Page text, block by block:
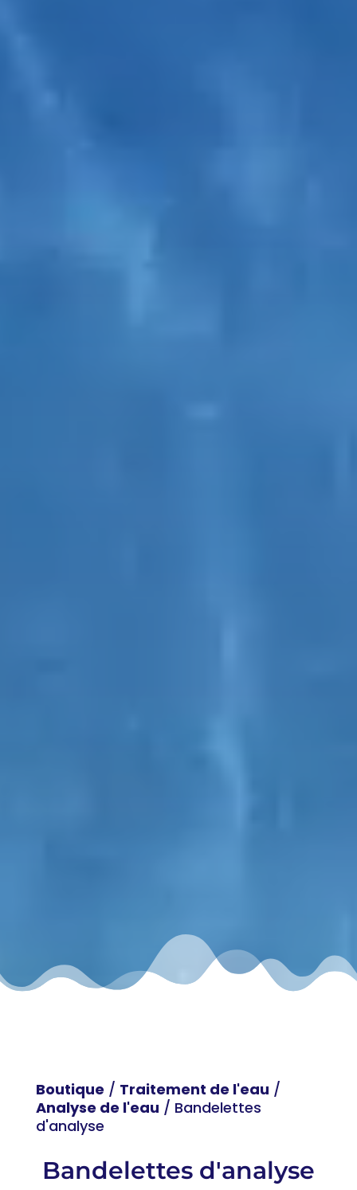
Boutique / Traitement de l'eau /
Analyse de l'eau / Bandelettes
d'analyse
Bandelettes d'analyse